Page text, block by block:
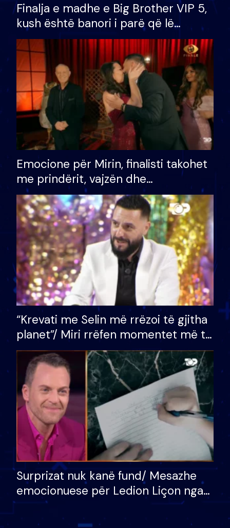
Finalja e madhe e Big Brother VIP 5,
kush është banori i parë që lë
shtëpinë dhe humb mundësinë për
të fituar çmimin e madh
Emocione për Mirin, finalisti takohet
me prindërit, vajzën dhe
bashkëshorten: S’kemi ndonjë letër
divorci apo jo?
“Krevati me Selin më rrëzoi të gjitha
planet”/ Miri rrëfen momentet më të
bukura në shtëpinë e BB VIP: Do më
mungojë zilja e mëngjesit kur…
Surprizat nuk kanë fund/ Mesazhe
emocionuese për Ledion Liçon nga
nëna dhe fëmijët e tij, moderatori
nuk i mban dot lotët: Nuk meritoj…